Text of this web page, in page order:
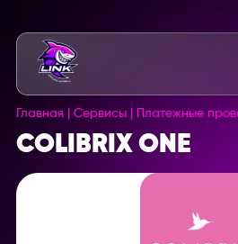
Главная Сервисы Платежные
COLIBRIX ONE